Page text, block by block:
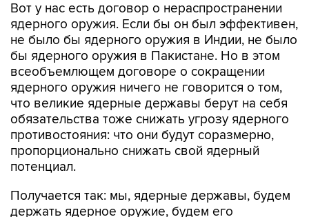
Вот у нас есть договор о нераспространении
ядерного оружия. Если бы он был эффективен,
не было бы ядерного оружия в Индии, не было
бы ядерного оружия в Пакистане. Но в этом
всеобъемлющем договоре о сокращении
ядерного оружия ничего не говорится о том,
что великие ядерные державы берут на себя
обязательства тоже снижать угрозу ядерного
противостояния: что они будут соразмерно,
пропорционально снижать свой ядерный
потенциал.
Получается так: мы, ядерные державы, будем
держать ядерное оружие, будем его